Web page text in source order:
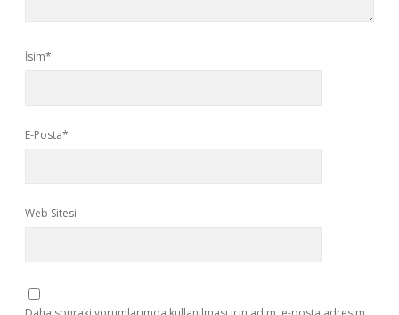
İsim*
E-Posta*
Web Sitesi